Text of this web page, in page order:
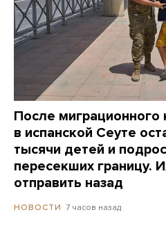
После миграционного
в испанской Сеуте
тысячи детей и
пересекших границу.
отправить назад
НОВОСТИ 7 часов назад